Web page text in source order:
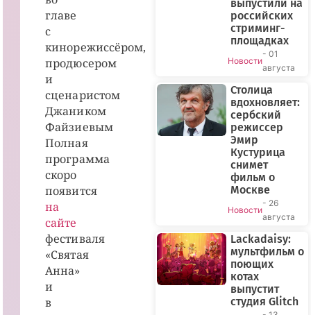
главе
с
кинорежиссёром,
продюсером
и
сценаристом
Джаником
Файзиевым
Полная
программа
скоро
появится
на
сайте
фестиваля
«Святая
Анна»
и
в
выпустили на
российских
стриминг-
площадках
Новости
- 01
августа
Столица
вдохновляет:
сербский
режиссер
Эмир
Кустурица
снимет
фильм о
Москве
Новости
- 26
августа
Lackadaisy:
мультфильм о
поющих
котах
выпустит
студия Glitch